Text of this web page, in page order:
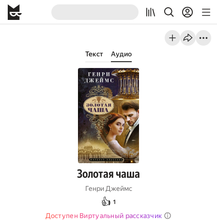
Текст Аудио
Золотая чаша
Генри Джеймс
👍 1
Доступен Виртуальный рассказчик